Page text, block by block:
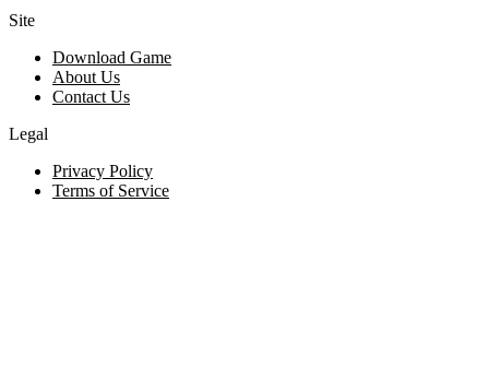
Site
Download Game
About Us
Contact Us
Legal
Privacy Policy
Terms of Service